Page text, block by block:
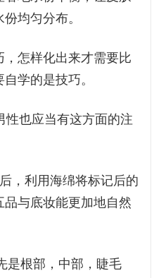
均匀分布。
怎样化出来才需要比
学的是技巧。
性也应当有这方面的注
，利用海绵将标记后的
与底妆能更加地自然
是根部，中部，睫毛